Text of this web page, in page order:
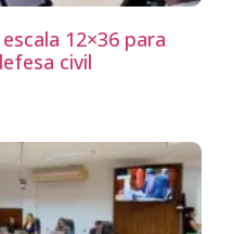
12×36 para
civil